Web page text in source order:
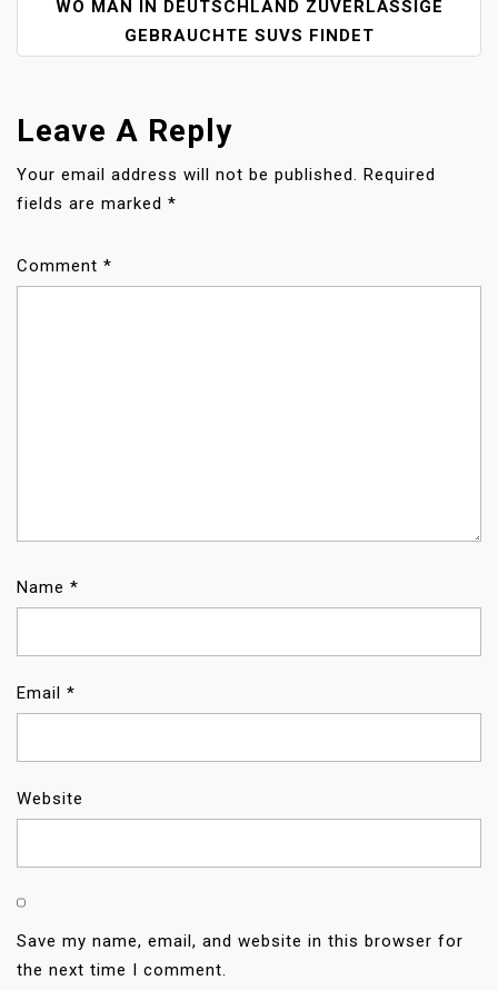
V
G
A
T
I
WO MAN IN DEUTSCHLAND ZUVERLÄSSIGE
GEBRAUCHTE SUVS FINDET
Leave A Reply
Your email address will not be published.
Required
fields are marked *
Comment *
Name *
Email *
Website
Save my name, email, and website in this browser for
the next time I comment.